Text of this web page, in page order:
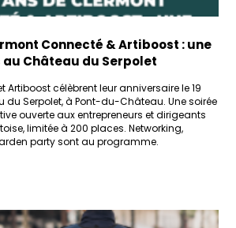
Connecté & Artiboost : une
Château du Serpolet
Artiboost célèbrent leur anniversaire le 19
du Serpolet, à Pont-du-Château. Une soirée
ouverte aux entrepreneurs et dirigeants
limitée à 200 places. Networking,
party sont au programme.